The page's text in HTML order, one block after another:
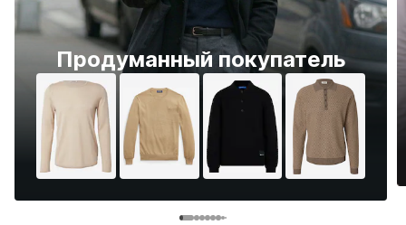
Продуманный покупатель